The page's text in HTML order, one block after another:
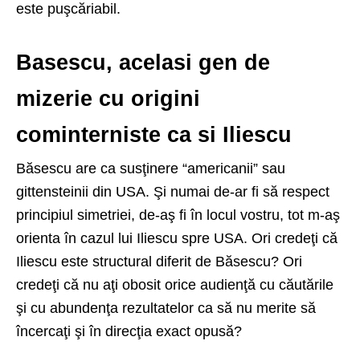
este puşcăriabil.
Basescu, acelasi gen de
mizerie cu origini
cominterniste ca si Iliescu
Băsescu are ca susţinere “americanii” sau
gittensteinii din USA. Şi numai de-ar fi să respect
principiul simetriei, de-aş fi în locul vostru, tot m-aş
orienta în cazul lui Iliescu spre USA. Ori credeţi că
Iliescu este structural diferit de Băsescu? Ori
credeţi că nu aţi obosit orice audienţă cu căutările
şi cu abundenţa rezultatelor ca să nu merite să
încercaţi şi în direcţia exact opusă?